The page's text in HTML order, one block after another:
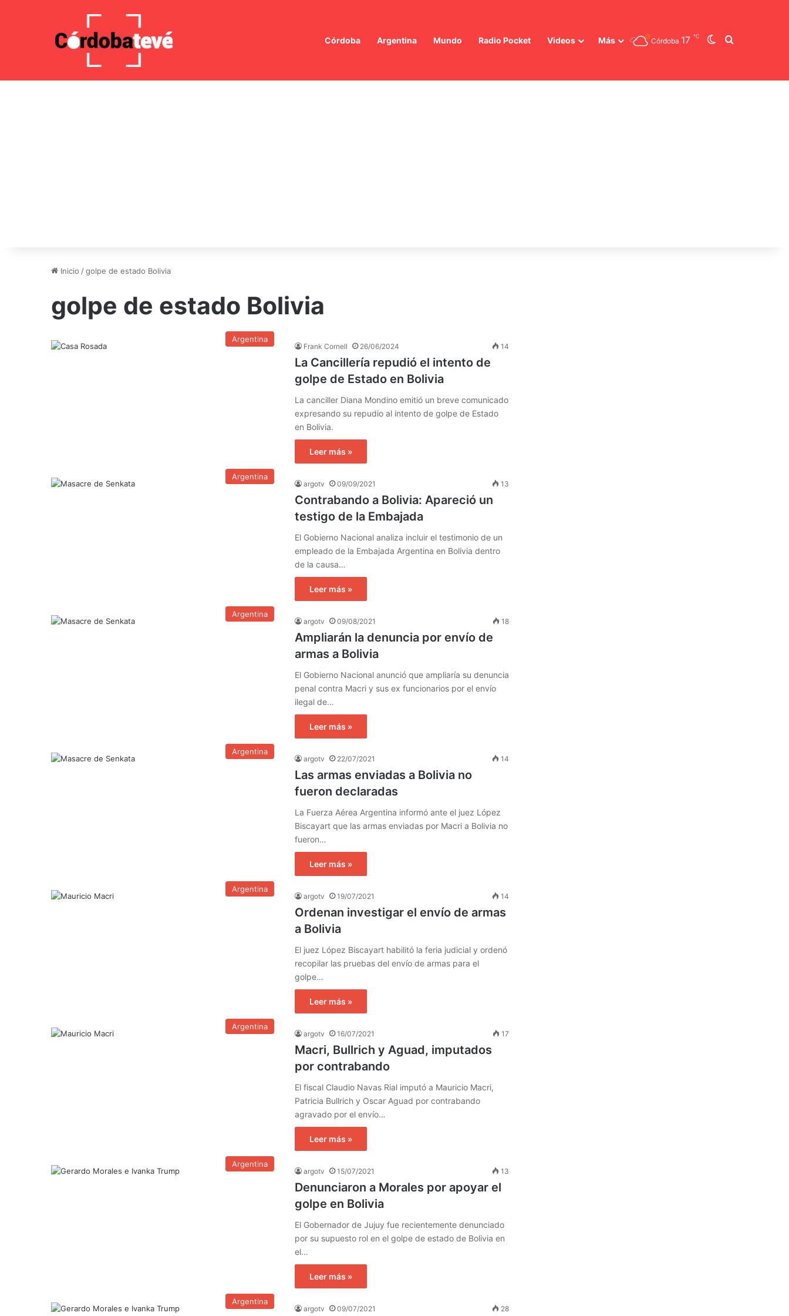
Córdoba Argentina Mundo Radio Pocket Videos Más Córdoba 17 ℃ Switch skin
Buscar
6 agosto 2026, 8:22 AM Noticias de última hora Tensión política: Quirno acusa a Villarruel de «pseudogolpista» y pide su renuncia
Inicio /golpe de estado Bolivia
golpe de estado Bolivia
Argentina
Frank Cornell 26/06/2024 14
La Cancillería repudió el intento de
golpe de Estado en Bolivia
La canciller Diana Mondino emitió un breve comunicado
expresando su repudio al intento de golpe de Estado
en Bolivia.
Leer más »
Argentina
argotv 09/09/2021 13
Contrabando a Bolivia: Apareció un
testigo de la Embajada
El Gobierno Nacional analiza incluir el testimonio de un
empleado de la Embajada Argentina en Bolivia dentro
de la causa…
Leer más »
Argentina
argotv 09/08/2021 18
Ampliarán la denuncia por envío de
armas a Bolivia
El Gobierno Nacional anunció que ampliaría su denuncia
penal contra Macri y sus ex funcionarios por el envío
ilegal de…
Leer más »
Argentina
argotv 22/07/2021 14
Las armas enviadas a Bolivia no
fueron declaradas
La Fuerza Aérea Argentina informó ante el juez López
Biscayart que las armas enviadas por Macri a Bolivia no
fueron…
Leer más »
Argentina
argotv 19/07/2021 14
Ordenan investigar el envío de armas
a Bolivia
El juez López Biscayart habilitó la feria judicial y ordenó
recopilar las pruebas del envío de armas para el
golpe…
Leer más »
Argentina
argotv 16/07/2021 17
Macri, Bullrich y Aguad, imputados
por contrabando
El fiscal Claudio Navas Rial imputó a Mauricio Macri,
Patricia Bullrich y Oscar Aguad por contrabando
agravado por el envío…
Leer más »
Argentina
argotv 15/07/2021 13
Denunciaron a Morales por apoyar el
golpe en Bolivia
El Gobernador de Jujuy fue recientemente denunciado
por su supuesto rol en el golpe de estado de Bolivia en
el…
Leer más »
Argentina
argotv 09/07/2021 28